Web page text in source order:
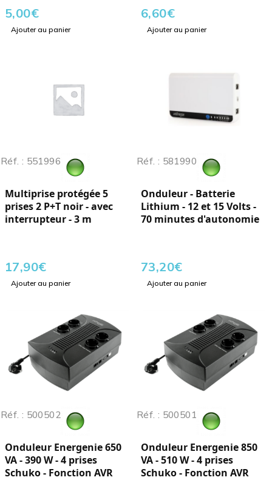
5,00€
Ajouter au panier
6,60€
Ajouter au panier
Réf. : 551996
Multiprise protégée 5
prises 2 P+T noir - avec
interrupteur - 3 m
17,90€
Ajouter au panier
Réf. : 581990
Onduleur - Batterie
Lithium - 12 et 15 Volts -
70 minutes d'autonomie
73,20€
Ajouter au panier
Réf. : 500502
Onduleur Energenie 650
VA - 390 W - 4 prises
Schuko - Fonction AVR
Réf. : 500501
Onduleur Energenie 850
VA - 510 W - 4 prises
Schuko - Fonction AVR